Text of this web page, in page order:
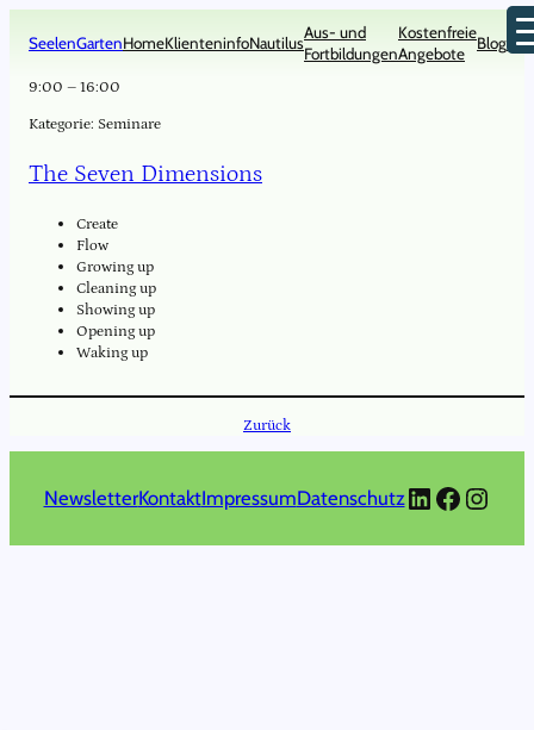
Inhalt
SeelenGartenHomeKlienteninfoNautilus
Aus- und
Fortbildungen
Kostenfreie
Angebote
Blog
9:00 –16:00
Kategorie: Seminare
The Seven Dimensions
Create
Flow
Growing up
Cleaning up
Showing up
Opening up
Waking up
Zurück
NewsletterKontaktImpressumDatenschutzLinkedIn